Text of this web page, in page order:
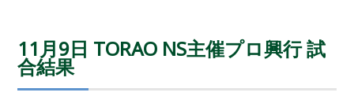
11月9日 TORAO NS主催プロ興行 試
合結果